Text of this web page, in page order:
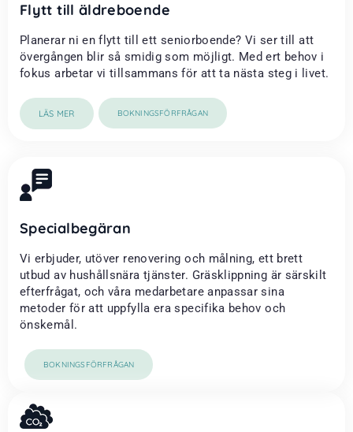
Flytt till äldreboende
Planerar ni en flytt till ett seniorboende? Vi ser till att
övergången blir så smidig som möjligt. Med ert behov i
fokus arbetar vi tillsammans för att ta nästa steg i livet.
LÄS MER BOKNINGSFÖRFRÅGAN
Specialbegäran
Vi erbjuder, utöver renovering och målning, ett brett
utbud av hushållsnära tjänster. Gräsklippning är särskilt
efterfrågat, och våra medarbetare anpassar sina
metoder för att uppfylla era specifika behov och
önskemål.
BOKNINGSFÖRFRÅGAN